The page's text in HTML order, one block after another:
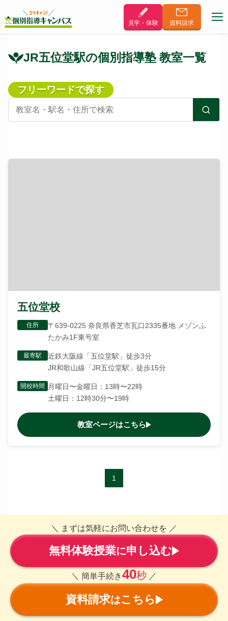
見学・体験 資料請求
JR五位堂駅の個別指導塾 教室一覧
フリーワードで探す
五位堂校
住所
〒639-0225 奈良県香芝市瓦口2335番地 メゾンふ
たかみ1F東号室
最寄駅
近鉄大阪線「五位堂駅」徒歩3分
JR和歌山線「JR五位堂駅」徒歩15分
開校時間
月曜日〜金曜日：13時〜22時
土曜日：12時30分〜19時
教室ページはこちら
1
＼ まずは気軽にお問い合わせを ／
無料体験授業に申し込む
＼ 簡単手続き40秒 ／
資料請求はこちら